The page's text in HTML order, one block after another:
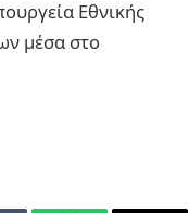
Εθνικής
μέσα στο